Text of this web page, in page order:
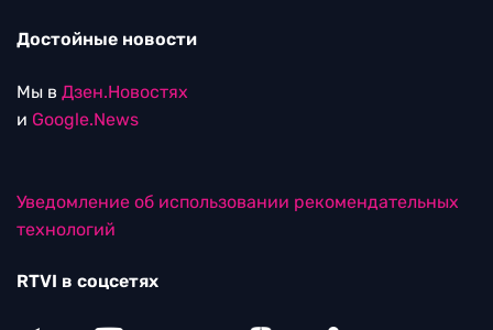
Достойные новости
Мы в Дзен.Новостях
и Google.News
Уведомление об использовании рекомендательных
технологий
RTVI в соцсетях